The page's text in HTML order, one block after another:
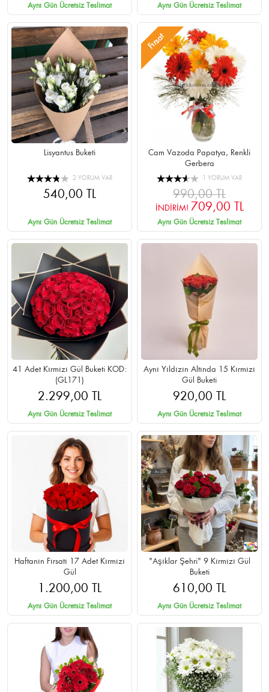
Aynı Gün Ücretsiz Teslimat Aynı Gün Ücretsiz Teslimat
Lisyantus Buketi
2 YORUM VAR
540,00 TL
Aynı Gün Ücretsiz Teslimat
Fırsat
Cam Vazoda Papatya, Renkli
Gerbera
1 YORUM VAR
990,00 TL
İNDİRİM! 709,00 TL
Aynı Gün Ücretsiz Teslimat
41 Adet Kırmızı Gül Buketi KOD:
(GL171)
2.299,00 TL
Aynı Gün Ücretsiz Teslimat
Aynı Yıldızın Altında 15 Kırmızı
Gül Buketi
920,00 TL
Aynı Gün Ücretsiz Teslimat
Haftanın Fırsatı 17 Adet Kırmızı
Gül
1.200,00 TL
Aynı Gün Ücretsiz Teslimat
"Aşıklar Şehri" 9 Kırmızı Gül
Buketi
610,00 TL
Aynı Gün Ücretsiz Teslimat